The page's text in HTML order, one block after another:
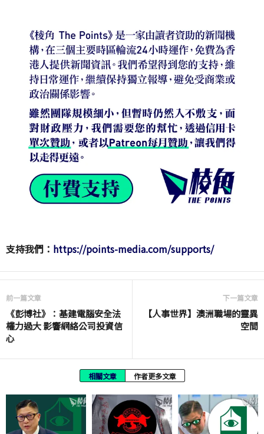
支持我們： https://points-media.com/supports/
前一篇文章
《彭博社》：基建電腦安全法
權力過大 影響網絡公司投資信
心
下一篇文章
【人事世界】澳洲職場的靈異
空間
相關文章 作者更多文章